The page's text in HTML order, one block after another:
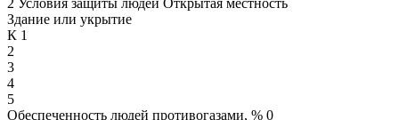
Здание или укрытие
К 1
2
3
4
5
Обеспеченность людей противогазами, % 0